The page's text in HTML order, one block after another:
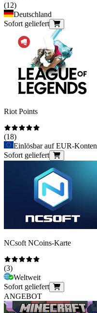
(12)
Deutschland
Sofort geliefert
Riot Points
(18)
Einlösbar auf EUR-Konten
Sofort geliefert
NCsoft NCoins-Karte
(3)
Weltweit
Sofort geliefert
ANGEBOT